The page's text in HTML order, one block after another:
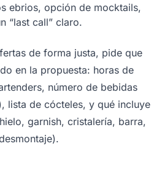
ebrios, opción de mocktails,
“last call” claro.
de forma justa, pide que
en la propuesta: horas de
número de bebidas
lista de cócteles, y qué incluye
garnish, cristalería, barra,